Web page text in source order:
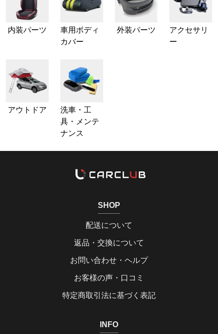
内装パーツ
車用ボディ
カバー
外装パーツ
アクセサリ
ー
アウトドア
洗車・工
具・メンテ
ナンス
SHOP
配送について
返品・交換について
お問い合わせ・ヘルプ
お客様の声・口コミ
特定商取引法に基づく表記
INFO